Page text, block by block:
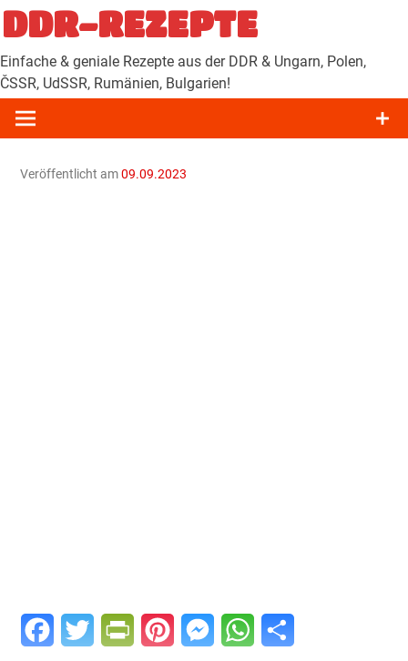
Zum
Inhalt
springen
DDR-REZEPTE
Einfache & geniale Rezepte aus der DDR & Ungarn, Polen,
ČSSR, UdSSR, Rumänien, Bulgarien!
Veröffentlicht am09.09.2023
FacebookTwitter PrintFriendly
PinterestMessengerWhatsApp